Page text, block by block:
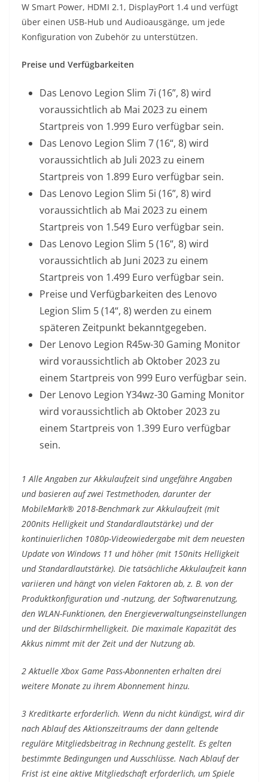
W Smart Power, HDMI 2.1, DisplayPort 1.4 und verfügt
über einen USB-Hub und Audioausgänge, um jede
Konfiguration von Zubehör zu unterstützen.
Preise und Verfügbarkeiten
Das Lenovo Legion Slim 7i (16”, 8) wird
voraussichtlich ab Mai 2023 zu einem
Startpreis von 1.999 Euro verfügbar sein.
Das Lenovo Legion Slim 7 (16“, 8) wird
voraussichtlich ab Juli 2023 zu einem
Startpreis von 1.899 Euro verfügbar sein.
Das Lenovo Legion Slim 5i (16”, 8) wird
voraussichtlich ab Mai 2023 zu einem
Startpreis von 1.549 Euro verfügbar sein.
Das Lenovo Legion Slim 5 (16“, 8) wird
voraussichtlich ab Juni 2023 zu einem
Startpreis von 1.499 Euro verfügbar sein.
Preise und Verfügbarkeiten des Lenovo
Legion Slim 5 (14“, 8) werden zu einem
späteren Zeitpunkt bekanntgegeben.
Der Lenovo Legion R45w-30 Gaming Monitor
wird voraussichtlich ab Oktober 2023 zu
einem Startpreis von 999 Euro verfügbar sein.
Der Lenovo Legion Y34wz-30 Gaming Monitor
wird voraussichtlich ab Oktober 2023 zu
einem Startpreis von 1.399 Euro verfügbar
sein.
1 Alle Angaben zur Akkulaufzeit sind ungefähre Angaben
und basieren auf zwei Testmethoden, darunter der
MobileMark® 2018-Benchmark zur Akkulaufzeit (mit
200nits Helligkeit und Standardlautstärke) und der
kontinuierlichen 1080p-Videowiedergabe mit dem neuesten
Update von Windows 11 und höher (mit 150nits Helligkeit
und Standardlautstärke). Die tatsächliche Akkulaufzeit kann
variieren und hängt von vielen Faktoren ab, z. B. von der
Produktkonfiguration und -nutzung, der Softwarenutzung,
den WLAN-Funktionen, den Energieverwaltungseinstellungen
und der Bildschirmhelligkeit. Die maximale Kapazität des
Akkus nimmt mit der Zeit und der Nutzung ab.
2 Aktuelle Xbox Game Pass-Abonnenten erhalten drei
weitere Monate zu ihrem Abonnement hinzu.
3 Kreditkarte erforderlich. Wenn du nicht kündigst, wird dir
nach Ablauf des Aktionszeitraums der dann geltende
reguläre Mitgliedsbeitrag in Rechnung gestellt. Es gelten
bestimmte Bedingungen und Ausschlüsse. Nach Ablauf der
Frist ist eine aktive Mitgliedschaft erforderlich, um Spiele